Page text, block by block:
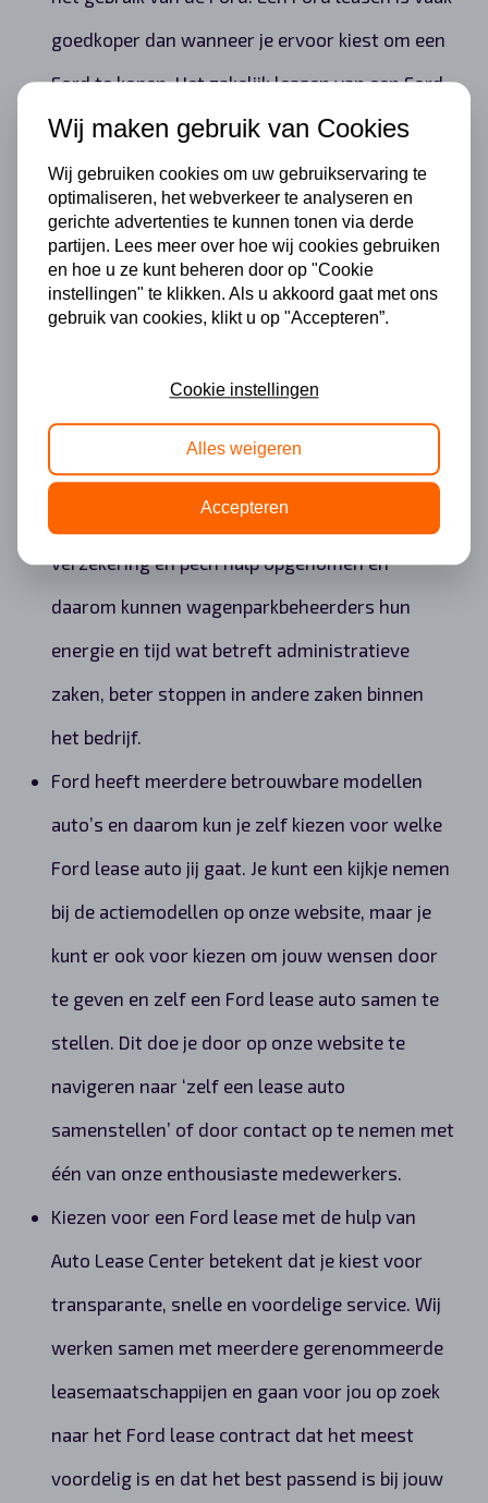
goedkoper dan wanneer je ervoor kiest om een
Ford te kopen. Het zakelijk leasen van een Ford
is dus voordelig en betaalbaar, waardoor jij geld
overhoud voor investeringen in andere
belangrijke zaken.
Wij helpen je graag met het vinden van het
juiste leasecontract voor jouw wens om een
basis en leasen biedt daarom het voordeel dat
jij geen omkijken hebt naar het beheer van de
zakelijke auto’s. In het leasecontract staan
namelijk zaken zoals wegenbelasting,
verzekering en pech hulp opgenomen en
daarom kunnen wagenparkbeheerders hun
energie en tijd wat betreft administratieve
zaken, beter stoppen in andere zaken binnen
het bedrijf.
Ford heeft meerdere betrouwbare modellen
auto’s en daarom kun je zelf kiezen voor welke
Ford lease auto jij gaat. Je kunt een kijkje nemen
bij de actiemodellen op onze website, maar je
kunt er ook voor kiezen om jouw wensen door
te geven en zelf een Ford lease auto samen te
stellen. Dit doe je door op onze website te
navigeren naar ‘zelf een lease auto
samenstellen’ of door contact op te nemen met
één van onze enthousiaste medewerkers.
Kiezen voor een Ford lease met de hulp van
Auto Lease Center betekent dat je kiest voor
transparante, snelle en voordelige service. Wij
werken samen met meerdere gerenommeerde
leasemaatschappijen en gaan voor jou op zoek
naar het Ford lease contract dat het meest
voordelig is en dat het best passend is bij jouw
Wij maken gebruik van Cookies
Wij gebruiken cookies om uw gebruikservaring te
optimaliseren, het webverkeer te analyseren en
gerichte advertenties te kunnen tonen via derde
partijen. Lees meer over hoe wij cookies gebruiken
en hoe u ze kunt beheren door op "Cookie
instellingen" te klikken. Als u akkoord gaat met ons
gebruik van cookies, klikt u op "Accepteren”.
Cookie instellingen
Alles weigeren
Accepteren